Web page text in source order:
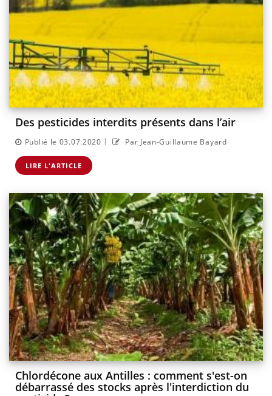
Des pesticides interdits présents dans l’air
Publié le 03.07.2020 | Par Jean-Guillaume Bayard
LIRE L'ARTICLE
Chlordécone aux Antilles : comment s'est-on
débarrassé des stocks après l'interdiction du